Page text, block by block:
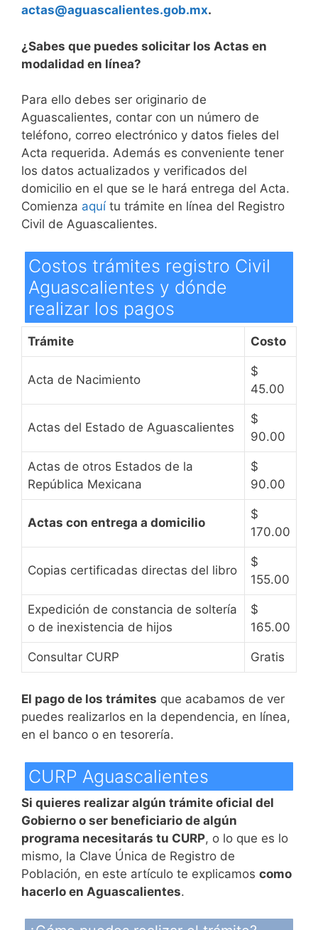
actas@aguascalientes.gob.mx.
¿Sabes que puedes solicitar los Actas en
modalidad en línea?
Para ello debes ser originario de
Aguascalientes, contar con un número de
teléfono, correo electrónico y datos fieles del
Acta requerida. Además es conveniente tener
los datos actualizados y verificados del
domicilio en el que se le hará entrega del Acta.
Comienza aquí tu trámite en línea del Registro
Civil de Aguascalientes.
Costos trámites registro Civil
Aguascalientes y dónde
realizar los pagos
Trámite Costo
Acta de Nacimiento
$
45.00
Actas del Estado de Aguascalientes
$
90.00
Actas de otros Estados de la
República Mexicana
$
90.00
Actas con entrega a domicilio
$
170.00
Copias certificadas directas del libro
$
155.00
Expedición de constancia de soltería
o de inexistencia de hijos
$
165.00
Consultar CURP Gratis
El pago de los trámites que acabamos de ver
puedes realizarlos en la dependencia, en línea,
en el banco o en tesorería.
CURP Aguascalientes
Si quieres realizar algún trámite oficial del
Gobierno o ser beneficiario de algún
programa necesitarás tu CURP, o lo que es lo
mismo, la Clave Única de Registro de
Población, en este artículo te explicamos como
hacerlo en Aguascalientes.